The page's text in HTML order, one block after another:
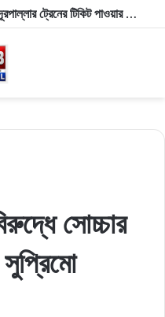
পুজোয় ঘুরতে যাওয়ার কথা ভাবছেন? দূরপাল্লার ট্রেনের টিকিট পাওয়ার বড় টিপস ও আপডেট
সোচ্চার